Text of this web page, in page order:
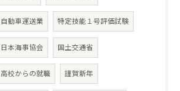
自動車運送業 特定技能１号評価試験
日本海事協会 国土交通省
高校からの就職 謹賀新年